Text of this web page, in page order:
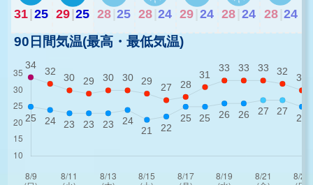
31 25 29 25 28 25 28 24 29 24 28 24 28 24
90日間気温(最高・最低気温)